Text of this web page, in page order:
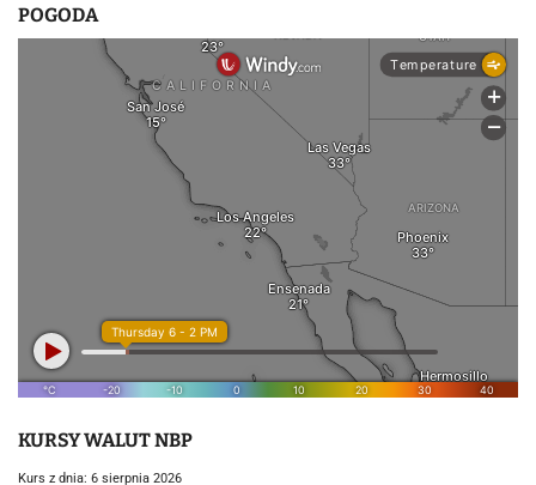
POGODA
KURSY WALUT NBP
Kurs z dnia: 6 sierpnia 2026